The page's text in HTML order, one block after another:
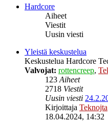
Hardcore
Aiheet
Viestit
Uusin viesti
Yleistä keskustelua
Keskustelua Hardcore
Valvojat: rottencreep,
123Aiheet
2718 Viestit
Uusin viesti
Kirjoittaja Teknojta
18.04.2024, 14:32